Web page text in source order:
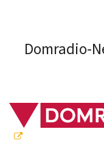
Domradio-